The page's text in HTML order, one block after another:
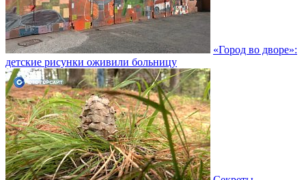
«Город во дворе»:
детские рисунки оживили больницу